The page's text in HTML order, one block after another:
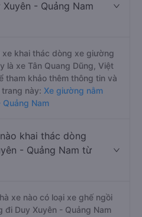
- Quảng Nam
khai thác dòng xe giường
là xe Tân Quang Dũng, Việt
tham khảo thêm thông tin và
này: Xe giường nằm
Nam
khai thác dòng
- Quảng Nam từ
xe nào có loại xe ghế ngồi
đi Duy Xuyên - Quảng Nam